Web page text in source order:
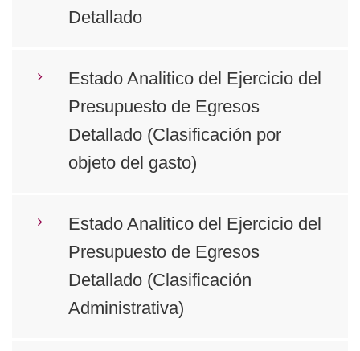
Detallado
Estado Analitico del Ejercicio del
Presupuesto de Egresos
Detallado (Clasificación por
objeto del gasto)
Estado Analitico del Ejercicio del
Presupuesto de Egresos
Detallado (Clasificación
Administrativa)